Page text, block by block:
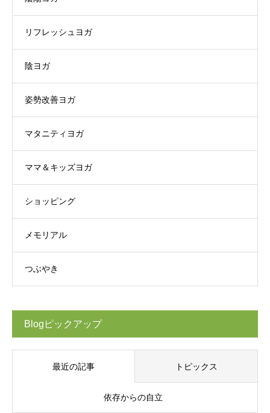
リフレッシュヨガ
陰ヨガ
姿勢改善ヨガ
マタニティヨガ
ママ＆キッズヨガ
ショッピング
メモリアル
つぶやき
Blogピックアップ
最近の記事 トピックス
依存からの自立